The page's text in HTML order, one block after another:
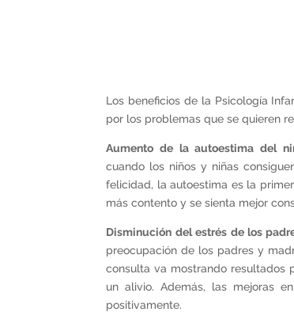
Los beneficios de la Psicología
por los problemas que se quieren
Aumento de la autoestima del
cuando los niños y niñas
felicidad, la autoestima es la
más contento y se sienta mejor
Disminución del estrés de los
preocupación de los padres y
consulta va mostrando resultados
un alivio. Además, las mejoras
positivamente.